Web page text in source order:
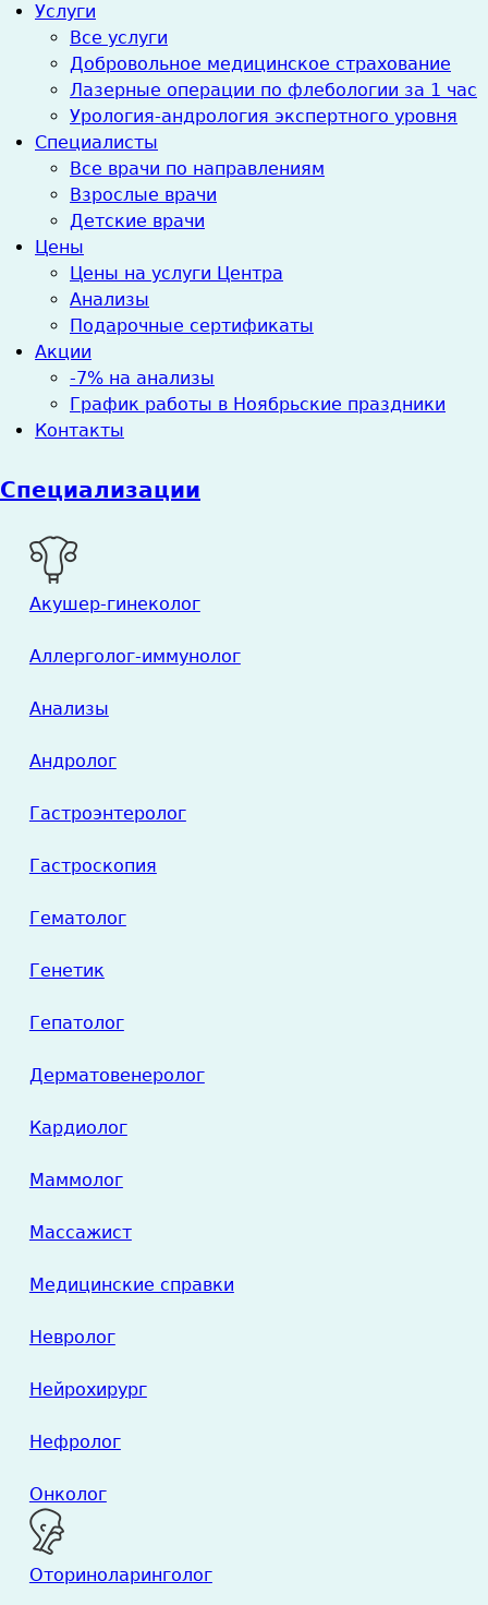
Услуги
Все услуги
Добровольное медицинское страхование
Лазерные операции по флебологии за 1 час
Урология-андрология экспертного уровня
Специалисты
Все врачи по направлениям
Взрослые врачи
Детские врачи
Цены
Цены на услуги Центра
Анализы
Подарочные сертификаты
Акции
-7% на анализы
График работы в Ноябрьские праздники
Контакты
Специализации
Акушер-гинеколог
Аллерголог-иммунолог
Анализы
Андролог
Гастроэнтеролог
Гастроскопия
Гематолог
Генетик
Гепатолог
Дерматовенеролог
Кардиолог
Маммолог
Массажист
Медицинские справки
Невролог
Нейрохирург
Нефролог
Онколог
Оториноларинголог